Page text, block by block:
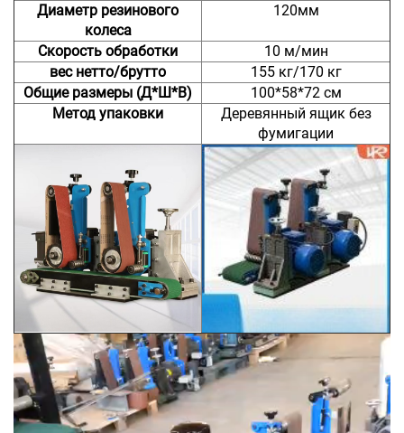
Диаметр резинового
колеса
120мм
Скорость обработки
10 м/мин
вес нетто/брутто
155 кг/170 кг
Общие размеры (Д*Ш*В)
100*58*72 см
Метод упаковки
Деревянный ящик без
фумигации